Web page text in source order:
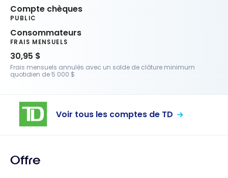
Compte chèques
PUBLIC
Consommateurs
FRAIS MENSUELS
30,95 $
Frais mensuels annulés avec un solde de clôture minimum
quotidien de 5 000 $
Voir tous les comptes de TD
Offre